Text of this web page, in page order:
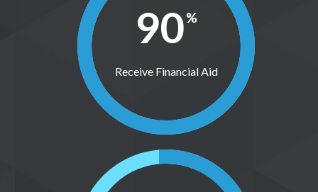
90%
Receive Financial Aid